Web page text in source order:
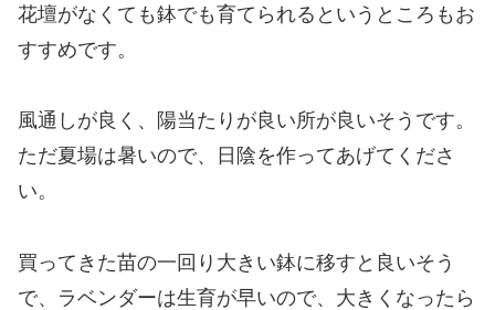
花壇がなくても鉢でも育てられるというところもお
すすめです。
風通しが良く、陽当たりが良い所が良いそうです。
ただ夏場は暑いので、日陰を作ってあげてくださ
い。
買ってきた苗の一回り大きい鉢に移すと良いそう
で、ラベンダーは生育が早いので、大きくなったら